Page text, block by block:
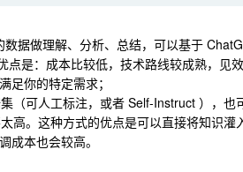
据做理解、分析、总结，可以基于
是：成本比较低，技术路线较成熟，见
足你的特定需求；
（可人工标注，或者 Self-Instruct ），也
高。这种方式的优点是可以直接将知识灌
成本也会较高。